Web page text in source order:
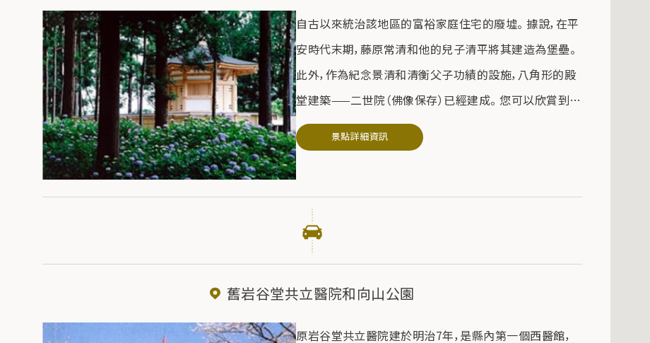
自古以來統治該地區的富裕家庭住宅的廢墟。 據說，在平
安時代末期，藤原常清和他的兒子清平將其建造為堡壘。
此外，作為紀念景清和清衡父子功績的設施，八角形的殿
堂建築——二世院（佛像保存）已經建成。 您可以欣賞到櫻
花、繡球花和楓樹等四季的風景。
二成院通常是關閉的。 該書每年開放兩次（5 月和 8 月）。
景點詳細資訊
舊岩谷堂共立醫院和向山公園
原岩谷堂共立醫院建於明治7年，是縣內第一個西醫館，